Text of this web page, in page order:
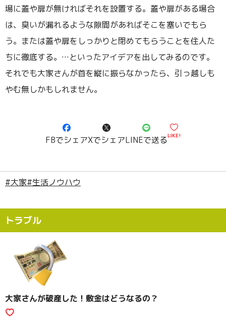
場に蓋や扉が無ければそれを設置する。蓋や扉がある場合
は、臭いが漏れるような隙間があればそこを塞いでもら
う。または蓋や扉をしっかりと閉めてもらうことを住人た
ちに徹底する。…といったアイデアを出してみるのです。
それでも大家さんが首を縦に振らなかったら、引っ越しも
やむ無しかもしれません。
FBでシェアXでシェアLINEで送るLIKE!
#大家#生活ノウハウ
トラブル
大家さんが破産した！敷金はどうなるの？